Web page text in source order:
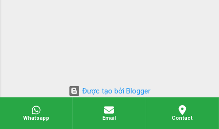
Được tạo bởi Blogger
Hình ảnh chủ đề của
Whatsapp
Email Contact